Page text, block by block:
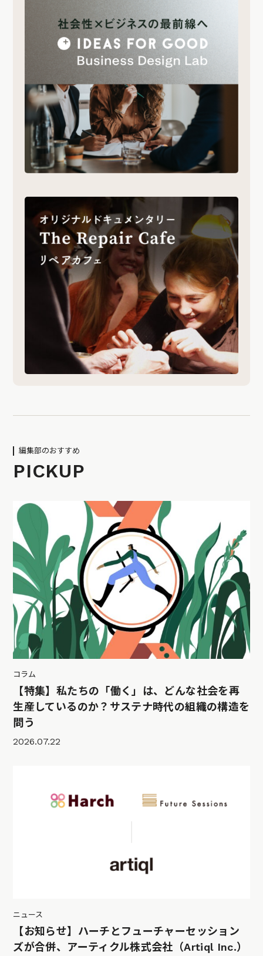
編集部のおすすめ
PICKUP
コラム
【特集】私たちの「働く」は、どんな社会を再
生産しているのか？サステナ時代の組織の構造を
問う
2026.07.22
ニュース
【お知らせ】ハーチとフューチャーセッション
ズが合併、アーティクル株式会社（Artiql Inc.）